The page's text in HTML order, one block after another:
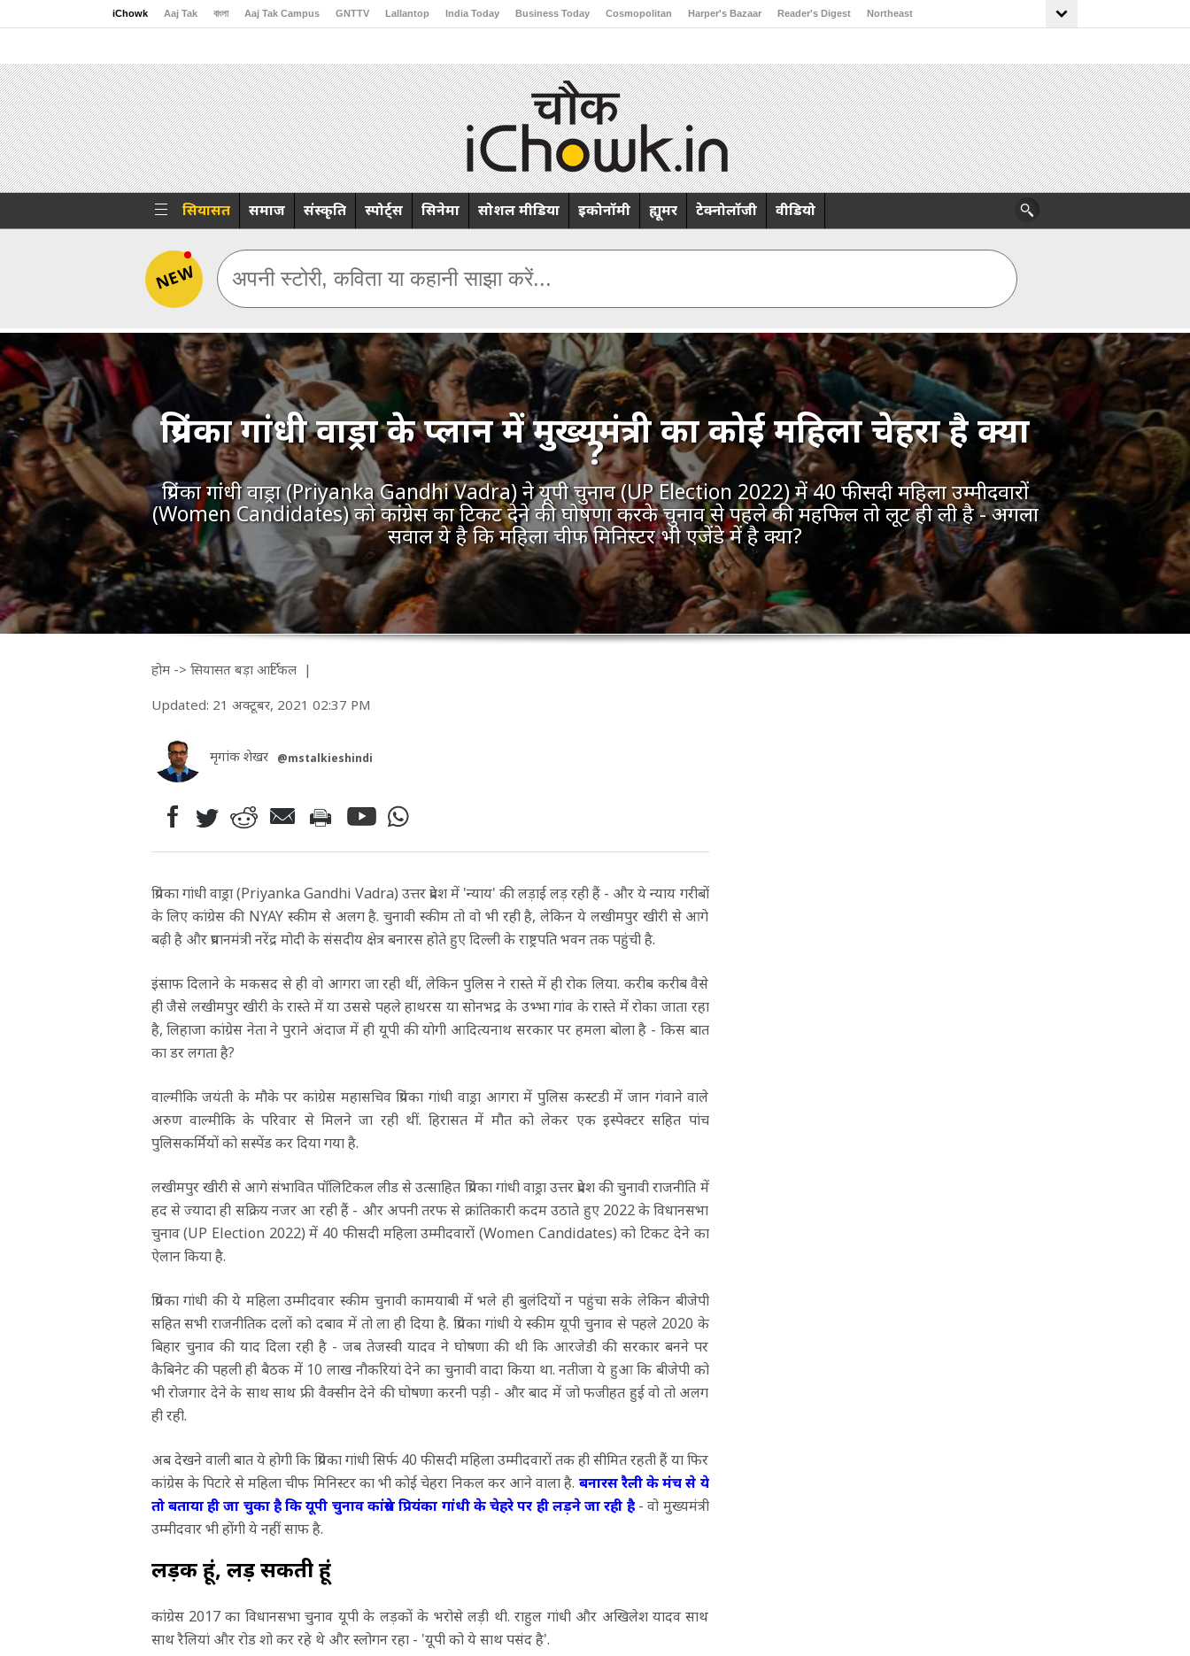
iChowk Aaj Tak বাংলা Aaj Tak Campus GNTTV Lallantop India Today Business Today Cosmopolitan Harper's Bazaar Reader's Digest Northeast
सियासत समाज संस्कृति स्पोर्ट्स सिनेमा सोशल मीडिया इकोनॉमी ह्यूमर टेक्नोलॉजी वीडियो
NEW अपनी स्टोरी, कविता या कहानी साझा करें...
प्रियंका गांधी वाड्रा के प्लान में मुख्यमंत्री का कोई महिला चेहरा है क्या
?
प्रियंका गांधी वाड्रा (Priyanka Gandhi Vadra) ने यूपी चुनाव (UP Election 2022) में 40 फीसदी महिला उम्मीदवारों
(Women Candidates) को कांग्रेस का टिकट देने की घोषणा करके चुनाव से पहले की महफिल तो लूट ही ली है - अगला
सवाल ये है कि महिला चीफ मिनिस्टर भी एजेंडे में है क्या?
होम-> सियासत बड़ा आर्टिकल |
Updated: 21 अक्टूबर, 2021 02:37 PM
मृगांक शेखर @mstalkieshindi
प्रियंका गांधी वाड्रा (Priyanka Gandhi Vadra) उत्तर प्रदेश में 'न्याय' की लड़ाई लड़ रही हैं - और ये न्याय गरीबों
के लिए कांग्रेस की NYAY स्कीम से अलग है. चुनावी स्कीम तो वो भी रही है, लेकिन ये लखीमपुर खीरी से आगे
बढ़ी है और प्रधानमंत्री नरेंद्र मोदी के संसदीय क्षेत्र बनारस होते हुए दिल्ली के राष्ट्रपति भवन तक पहुंची है.
इंसाफ दिलाने के मकसद से ही वो आगरा जा रही थीं, लेकिन पुलिस ने रास्ते में ही रोक लिया. करीब करीब वैसे
ही जैसे लखीमपुर खीरी के रास्ते में या उससे पहले हाथरस या सोनभद्र के उभ्भा गांव के रास्ते में रोका जाता रहा
है, लिहाजा कांग्रेस नेता ने पुराने अंदाज में ही यूपी की योगी आदित्यनाथ सरकार पर हमला बोला है - किस बात
का डर लगता है?
वाल्मीकि जयंती के मौके पर कांग्रेस महासचिव प्रियंका गांधी वाड्रा आगरा में पुलिस कस्टडी में जान गंवाने वाले
अरुण वाल्मीकि के परिवार से मिलने जा रही थीं. हिरासत में मौत को लेकर एक इस्पेक्टर सहित पांच
पुलिसकर्मियों को सस्पेंड कर दिया गया है.
लखीमपुर खीरी से आगे संभावित पॉलिटिकल लीड से उत्साहित प्रियंका गांधी वाड्रा उत्तर प्रदेश की चुनावी राजनीति में
हद से ज्यादा ही सक्रिय नजर आ रही हैं - और अपनी तरफ से क्रांतिकारी कदम उठाते हुए 2022 के विधानसभा
चुनाव (UP Election 2022) में 40 फीसदी महिला उम्मीदवारों (Women Candidates) को टिकट देने का
ऐलान किया है.
प्रियंका गांधी की ये महिला उम्मीदवार स्कीम चुनावी कामयाबी में भले ही बुलंदियों न पहुंचा सके लेकिन बीजेपी
सहित सभी राजनीतिक दलों को दबाव में तो ला ही दिया है. प्रियंका गांधी ये स्कीम यूपी चुनाव से पहले 2020 के
बिहार चुनाव की याद दिला रही है - जब तेजस्वी यादव ने घोषणा की थी कि आरजेडी की सरकार बनने पर
कैबिनेट की पहली ही बैठक में 10 लाख नौकरियां देने का चुनावी वादा किया था. नतीजा ये हुआ कि बीजेपी को
भी रोजगार देने के साथ साथ फ्री वैक्सीन देने की घोषणा करनी पड़ी - और बाद में जो फजीहत हुई वो तो अलग
ही रही.
अब देखने वाली बात ये होगी कि प्रियंका गांधी सिर्फ 40 फीसदी महिला उम्मीदवारों तक ही सीमित रहती हैं या फिर
कांग्रेस के पिटारे से महिला चीफ मिनिस्टर का भी कोई चेहरा निकल कर आने वाला है. बनारस रैली के मंच से ये
तो बताया ही जा चुका है कि यूपी चुनाव कांग्रेस प्रियंका गांधी के चेहरे पर ही लड़ने जा रही है- वो मुख्यमंत्री
उम्मीदवार भी होंगी ये नहीं साफ है.
लड़की हूं, लड़ सकती हूं
कांग्रेस 2017 का विधानसभा चुनाव यूपी के लड़कों के भरोसे लड़ी थी. राहुल गांधी और अखिलेश यादव साथ
साथ रैलियां और रोड शो कर रहे थे और स्लोगन रहा - 'यूपी को ये साथ पसंद है'.